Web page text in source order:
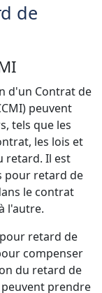
de
d'un Contrat de
peuvent
tels que les
les lois et
retard. Il est
pour retard de
le contrat
l'autre.
retard de
compenser
du retard de
prendre